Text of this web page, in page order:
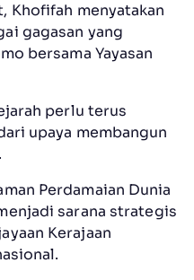
Khofifah menyatakan
gagasan yang
bersama Yayasan
perlu terus
upaya membangun
Perdamaian Dunia
sarana strategis
Kerajaan